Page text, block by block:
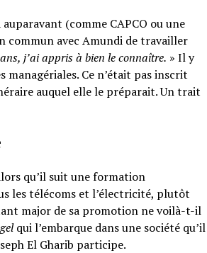
(comme CAPCO ou une
commun avec Amundi de travailler
j’ai appris à bien le connaître. » Il y
managériales. Ce n’était pas inscrit
auquel elle le préparait. Un trait
qu’il suit une formation
les télécoms et l’électricité, plutôt
major de sa promotion ne voilà-t-il
qui l’embarque dans une société qu’il
El Gharib participe.